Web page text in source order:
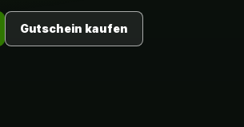
Gutschein kaufen